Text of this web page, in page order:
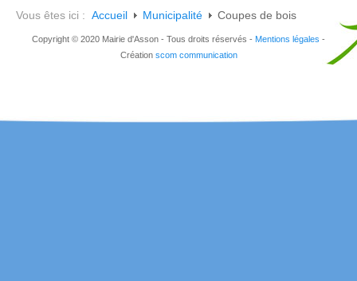
Vous êtes ici : Accueil Municipalité Coupes de bois
Copyright © 2020 Mairie d'Asson - Tous droits réservés - Mentions légales -
Création scom communication